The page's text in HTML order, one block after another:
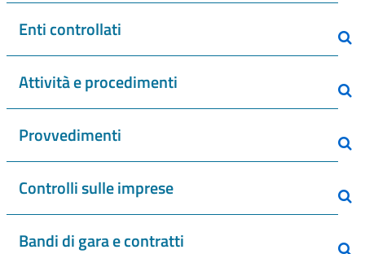
Enti controllati
Attività e procedimenti
Provvedimenti
Controlli sulle imprese
Bandi di gara e contratti